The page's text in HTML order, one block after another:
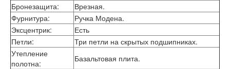
Бронезащита:
Врезная.
Фурнитура:
Ручка Модена.
Эксцентрик:
Есть
Петли:
Три петли на скрытых подшипниках.
Утепление
полотна:
Базальтовая плита.